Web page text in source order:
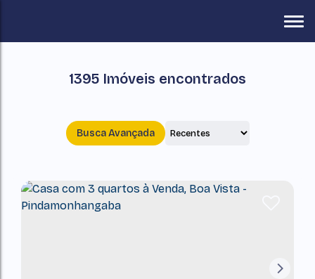
1395 Imóveis encontrados
Busca Avançada